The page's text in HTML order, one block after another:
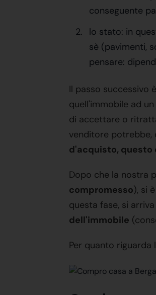
conseguente
lo stato: in
sè (pavimenti,
pensare:
Il passo successivo
quell'immobile ad
di accettare o
venditore
d'acquisto,
Dopo che la nostra
compromesso), si
questa fase, si arriva
dell'immobile
Per quanto